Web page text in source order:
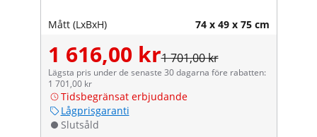
Mått (LxBxH) 74 x 49 x 75 cm
1 616,00 kr1 701,00 kr
Lägsta pris under de senaste 30 dagarna före rabatten:
1 701,00 kr
Tidsbegränsat erbjudande
Lågprisgaranti
Slutsåld